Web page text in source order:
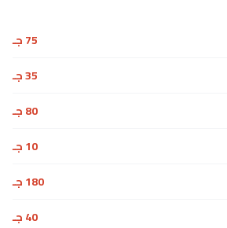
75 جـ
35 جـ
80 جـ
10 جـ
180 جـ
40 جـ